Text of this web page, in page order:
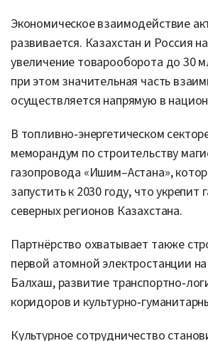
Экономическое взаимодействие
развивается. Казахстан и Россия
увеличение товарооборота до 30
при этом значительная часть
осуществляется напрямую в
В топливно‑энергетическом
меморандум по строительству
газопровода «Ишим–Астана»,
запустить к 2030 году, что укрепит
северных регионов Казахстана.
Партнёрство охватывает также
первой атомной электростанции
Балхаш, развитие
коридоров и
Культурное сотрудничество